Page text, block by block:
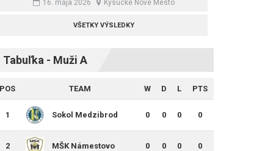
16. mája 2026
Kysucké Nové Mesto
VŠETKY VÝSLEDKY
Tabuľka - Muži A
POS TEAM W D L PTS
1 Sokol Medzibrod 0 0 0 0
2 MŠK Námestovo 0 0 0 0